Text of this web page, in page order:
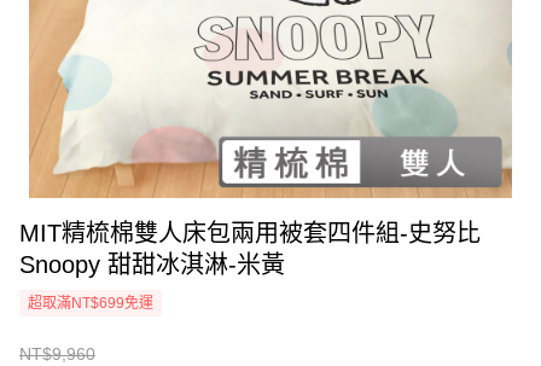
MIT精梳棉雙人床包兩用被套四件組-史努比
Snoopy 甜甜冰淇淋-米黃
超取滿NT$699免運
NT$9,960